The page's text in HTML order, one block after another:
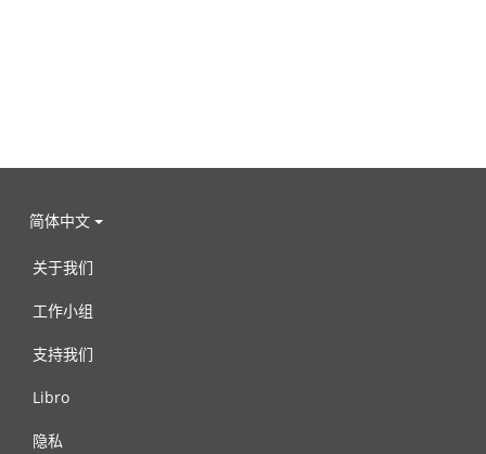
简体中文
关于我们
工作小组
支持我们
Libro
隐私